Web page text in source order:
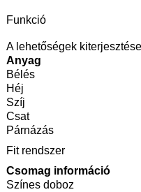
Funkció
A lehetőségek kiterjesztése
Anyag
Bélés
Héj
Szíj
Csat
Párnázás
Fit rendszer
Csomag információ
Színes doboz